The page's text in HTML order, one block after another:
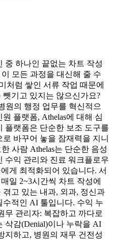
중 하나인 끝없는 차트 작성
모든 과정을 대신해 줄 수
처럼 쌓인 서류 작업 때문에
기고 있지는 않으신가요?
원의 행정 업무를 혁신적으
플랫폼, Athelas에 대해 심
플랫폼은 단순한 보조 도구를
바꾸어 놓을 잠재력을 지니
사람 Athelas는 단순한 음성
수익 관리와 진료 워크플로우
게 최적화되어 있습니다. 서
일 2~3시간씩 차트 작성에
고 있는 내과, 외과, 정신과
적인 AI 툴입니다. 수익 누
무 관리자: 복잡하고 까다로
삭감(Denial)이나 누락을 AI
지하고, 병원의 재무 건전성